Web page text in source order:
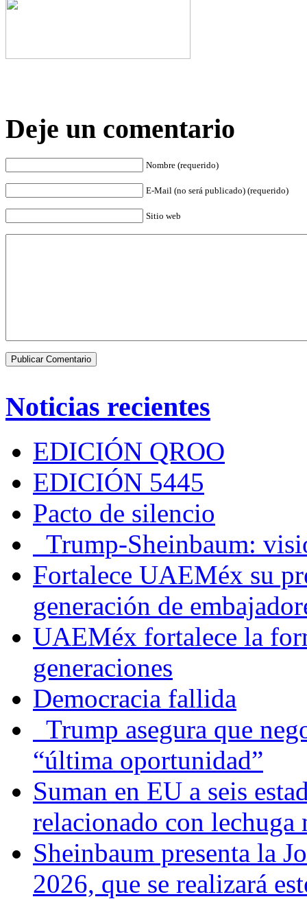
Deje un comentario
Nombre (requerido)
E-Mail (no será publicado) (requerido)
Sitio web
Noticias recientes
EDICIÓN QROO
EDICIÓN 5445
Pacto de silencio
Trump-Sheinbaum:
Fortalece UAEMéx su
generación de
UAEMéx fortalece la
generaciones
Democracia fallida
Trump asegura que
“última oportunidad”
Suman en EU a seis
relacionado con lechuga
Sheinbaum presenta la
2026, que se realizará